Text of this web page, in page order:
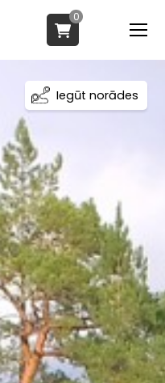
0
Iegūt norādes